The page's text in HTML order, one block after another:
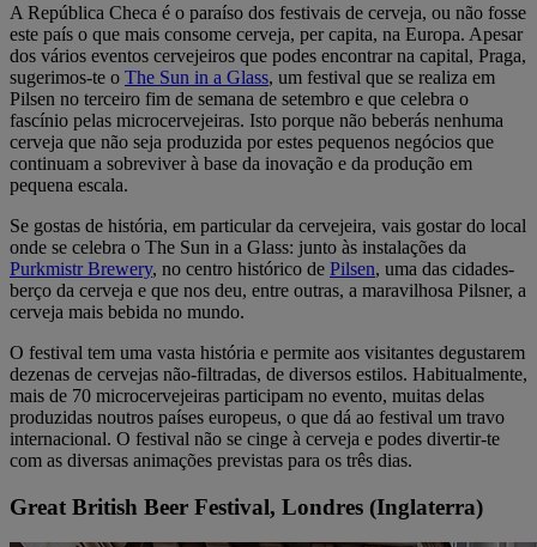
A República Checa é o paraíso dos festivais de cerveja, ou não fosse
este país o que mais consome cerveja, per capita, na Europa. Apesar
dos vários eventos cervejeiros que podes encontrar na capital, Praga,
sugerimos-te o The Sun in a Glass, um festival que se realiza em
Pilsen no terceiro fim de semana de setembro e que celebra o
fascínio pelas microcervejeiras. Isto porque não beberás nenhuma
cerveja que não seja produzida por estes pequenos negócios que
continuam a sobreviver à base da inovação e da produção em
pequena escala.
Se gostas de história, em particular da cervejeira, vais gostar do local
onde se celebra o The Sun in a Glass: junto às instalações da
Purkmistr Brewery, no centro histórico de Pilsen, uma das cidades-
berço da cerveja e que nos deu, entre outras, a maravilhosa Pilsner, a
cerveja mais bebida no mundo.
O festival tem uma vasta história e permite aos visitantes degustarem
dezenas de cervejas não-filtradas, de diversos estilos. Habitualmente,
mais de 70 microcervejeiras participam no evento, muitas delas
produzidas noutros países europeus, o que dá ao festival um travo
internacional. O festival não se cinge à cerveja e podes divertir-te
com as diversas animações previstas para os três dias.
Great British Beer Festival, Londres (Inglaterra)